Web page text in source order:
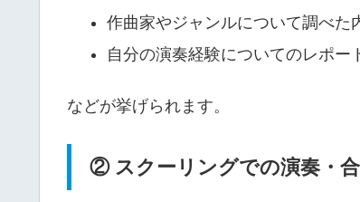
作曲家やジャンルについて調べた
自分の演奏経験についてのレポー
などが挙げられます。
② スクーリングでの演奏・